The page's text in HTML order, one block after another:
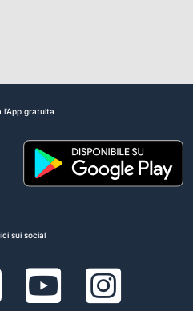
l'App gratuita
sui social